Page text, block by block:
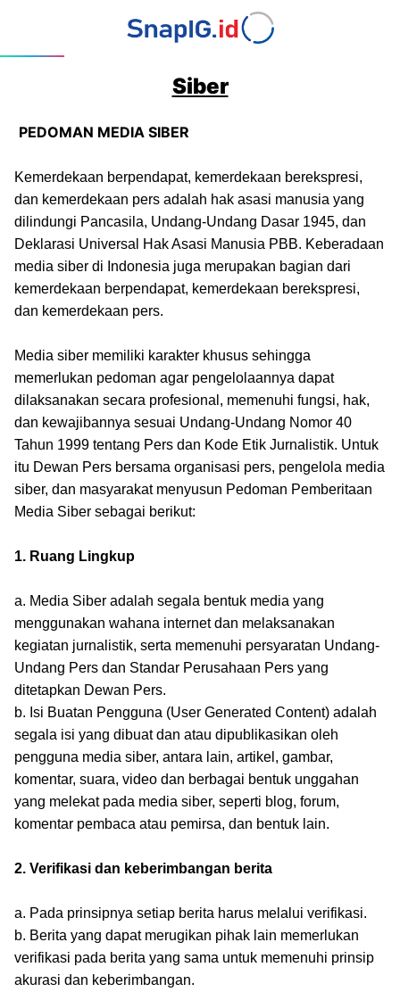
Siber
PEDOMAN MEDIA SIBER
Kemerdekaan berpendapat, kemerdekaan berekspresi,
dan kemerdekaan pers adalah hak asasi manusia yang
dilindungi Pancasila, Undang-Undang Dasar 1945, dan
Deklarasi Universal Hak Asasi Manusia PBB. Keberadaan
media siber di Indonesia juga merupakan bagian dari
kemerdekaan berpendapat, kemerdekaan berekspresi,
dan kemerdekaan pers.
Media siber memiliki karakter khusus sehingga
memerlukan pedoman agar pengelolaannya dapat
dilaksanakan secara profesional, memenuhi fungsi, hak,
dan kewajibannya sesuai Undang-Undang Nomor 40
Tahun 1999 tentang Pers dan Kode Etik Jurnalistik. Untuk
itu Dewan Pers bersama organisasi pers, pengelola media
siber, dan masyarakat menyusun Pedoman Pemberitaan
Media Siber sebagai berikut:
1. Ruang Lingkup
a. Media Siber adalah segala bentuk media yang
menggunakan wahana internet dan melaksanakan
kegiatan jurnalistik, serta memenuhi persyaratan Undang-
Undang Pers dan Standar Perusahaan Pers yang
ditetapkan Dewan Pers.
b. Isi Buatan Pengguna (User Generated Content) adalah
segala isi yang dibuat dan atau dipublikasikan oleh
pengguna media siber, antara lain, artikel, gambar,
komentar, suara, video dan berbagai bentuk unggahan
yang melekat pada media siber, seperti blog, forum,
komentar pembaca atau pemirsa, dan bentuk lain.
2. Verifikasi dan keberimbangan berita
a. Pada prinsipnya setiap berita harus melalui verifikasi.
b. Berita yang dapat merugikan pihak lain memerlukan
verifikasi pada berita yang sama untuk memenuhi prinsip
akurasi dan keberimbangan.